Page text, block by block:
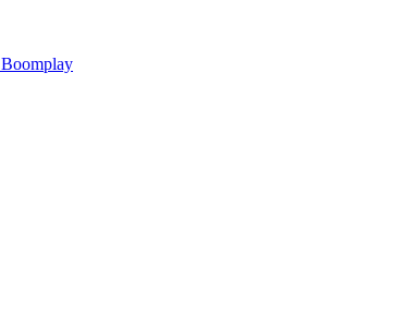
Boomplay